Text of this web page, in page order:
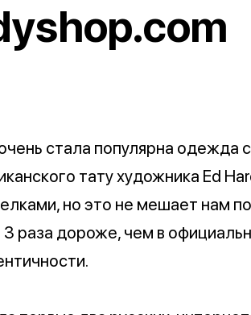
стала популярна одежда
тату художника Ed
но это не мешает нам
3 раза дороже, чем в